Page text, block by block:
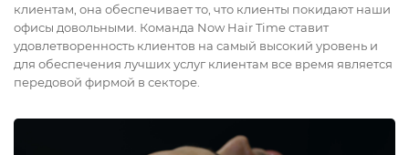
клиентам, она обеспечивает то, что клиенты покидают наши
офисы довольными. Команда Now Hair Time ставит
удовлетворенность клиентов на самый высокий уровень и
для обеспечения лучших услуг клиентам все время является
передовой фирмой в секторе.